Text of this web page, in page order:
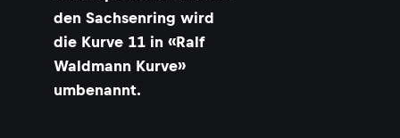
den Sachsenring wird
die Kurve 11 in «Ralf
Waldmann Kurve»
umbenannt.